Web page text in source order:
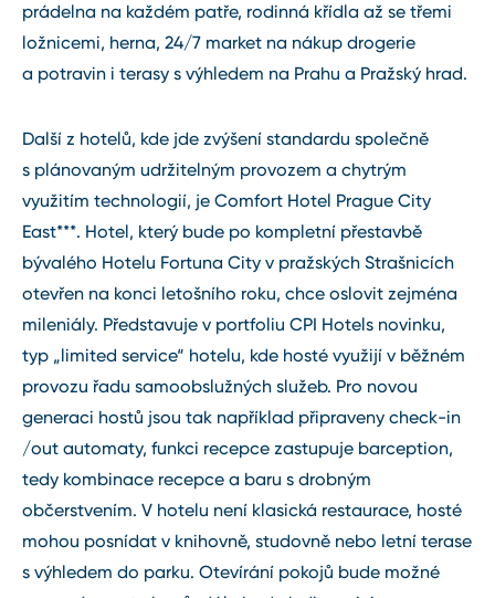
prádelna na každém patře, rodinná křídla až se třemi
ložnicemi, herna, 24/7 market na nákup drogerie
a potravin i terasy s výhledem na Prahu a Pražský hrad.
Další z hotelů, kde jde zvýšení standardu společně
s plánovaným udržitelným provozem a chytrým
využitím technologií, je Comfort Hotel Prague City
East***. Hotel, který bude po kompletní přestavbě
bývalého Hotelu Fortuna City v pražských Strašnicích
otevřen na konci letošního roku, chce oslovit zejména
mileniály. Představuje v portfoliu CPI Hotels novinku,
typ „limited service“ hotelu, kde hosté využijí v běžném
provozu řadu samoobslužných služeb. Pro novou
generaci hostů jsou tak například připraveny check-in
/out automaty, funkci recepce zastupuje barception,
tedy kombinace recepce a baru s drobným
občerstvením. V hotelu není klasická restaurace, hosté
mohou posnídat v knihovně, studovně nebo letní terase
s výhledem do parku. Otevírání pokojů bude možné